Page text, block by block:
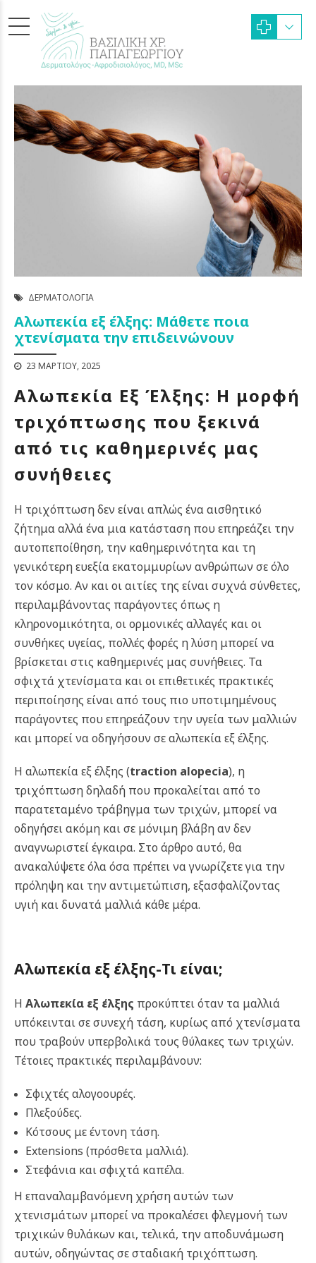
ΔΕΡΜΑΤΟΛΟΓΊΑ
Αλωπεκία εξ έλξης: Μάθετε ποια
χτενίσματα την επιδεινώνουν
23 ΜΑΡΤΊΟΥ, 2025
Αλωπεκία Εξ Έλξης: Η μορφή
τριχόπτωσης που ξεκινά
από τις καθημερινές μας
συνήθειες
Η τριχόπτωση δεν είναι απλώς ένα αισθητικό
ζήτημα αλλάένα μια κατάσταση που επηρεάζει την
αυτοπεποίθηση, την καθημερινότητα και τη
γενικότερη ευεξία εκατομμυρίων ανθρώπων σε όλο
τον κόσμο. Αν και οι αιτίες της είναι συχνά σύνθετες,
περιλαμβάνοντας παράγοντες όπως η
κληρονομικότητα, οι ορμονικές αλλαγές και οι
συνθήκες υγείας, πολλές φορές η λύση μπορεί να
βρίσκεται στις καθημερινές μας συνήθειες. Τα
σφιχτά χτενίσματα και οι επιθετικές πρακτικές
περιποίησης είναι από τους πιο υποτιμημένους
παράγοντες που επηρεάζουν την υγεία των μαλλιών
και μπορεί να οδηγήσουν σε αλωπεκία εξ έλξης.
Η αλωπεκία εξ έλξης (traction alopecia), η
τριχόπτωση δηλαδή που προκαλείται από το
παρατεταμένο τράβηγμα των τριχών, μπορεί να
οδηγήσει ακόμη και σε μόνιμη βλάβη αν δεν
αναγνωριστεί έγκαιρα. Στο άρθρο αυτό, θα
ανακαλύψετε όλα όσα πρέπει να γνωρίζετε για την
πρόληψη και την αντιμετώπιση, εξασφαλίζοντας
υγιή και δυνατά μαλλιά κάθε μέρα.
Αλωπεκία εξ έλξης-Τι είναι;
Η Αλωπεκία εξ έλξης προκύπτει όταν τα μαλλιά
υπόκεινται σε συνεχή τάση, κυρίως από χτενίσματα
που τραβούν υπερβολικά τους θύλακες των τριχών.
Τέτοιες πρακτικές περιλαμβάνουν:
Σφιχτές αλογοουρές.
Πλεξούδες.
Κότσους με έντονη τάση.
Extensions (πρόσθετα μαλλιά).
Στεφάνια και σφιχτά καπέλα.
Η επαναλαμβανόμενη χρήση αυτών των
χτενισμάτων μπορεί να προκαλέσει φλεγμονή των
τριχικών θυλάκων και, τελικά, την αποδυνάμωση
αυτών, οδηγώντας σε σταδιακή τριχόπτωση.